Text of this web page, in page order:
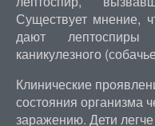
Существует мнение,
дают лептоспиры
каникулезного
Клинические
состояния организма
заражению. Дети